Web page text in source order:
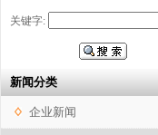
关键字:
新闻分类
企业新闻